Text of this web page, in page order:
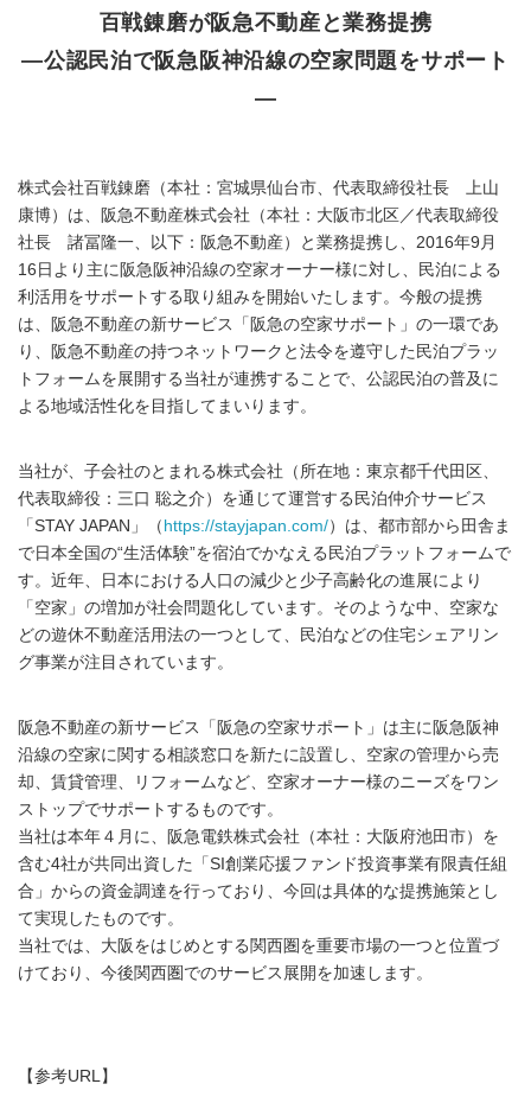
百戦錬磨が阪急不動産と業務提携
―公認民泊で阪急阪神沿線の空家問題をサポート
―
株式会社百戦錬磨（本社：宮城県仙台市、代表取締役社長 上山
康博）は、阪急不動産株式会社（本社：大阪市北区／代表取締役
社長 諸冨隆一、以下：阪急不動産）と業務提携し、2016年9月
16日より主に阪急阪神沿線の空家オーナー様に対し、民泊による
利活用をサポートする取り組みを開始いたします。今般の提携
は、阪急不動産の新サービス「阪急の空家サポート」の一環であ
り、阪急不動産の持つネットワークと法令を遵守した民泊プラッ
トフォームを展開する当社が連携することで、公認民泊の普及に
よる地域活性化を目指してまいります。
当社が、子会社のとまれる株式会社（所在地：東京都千代田区、
代表取締役：三口 聡之介）を通じて運営する民泊仲介サービス
「STAY JAPAN」（ https://stayjapan.com/）は、都市部から田舎ま
で日本全国の“生活体験”を宿泊でかなえる民泊プラットフォームで
す。近年、日本における人口の減少と少子高齢化の進展により
「空家」の増加が社会問題化しています。そのような中、空家な
どの遊休不動産活用法の一つとして、民泊などの住宅シェアリン
グ事業が注目されています。
阪急不動産の新サービス「阪急の空家サポート」は主に阪急阪神
沿線の空家に関する相談窓口を新たに設置し、空家の管理から売
却、賃貸管理、リフォームなど、空家オーナー様のニーズをワン
ストップでサポートするものです。
当社は本年４月に、阪急電鉄株式会社（本社：大阪府池田市）を
含む4社が共同出資した「SI創業応援ファンド投資事業有限責任組
合」からの資金調達を行っており、今回は具体的な提携施策とし
て実現したものです。
当社では、大阪をはじめとする関西圏を重要市場の一つと位置づ
けており、今後関西圏でのサービス展開を加速します。
【参考URL】